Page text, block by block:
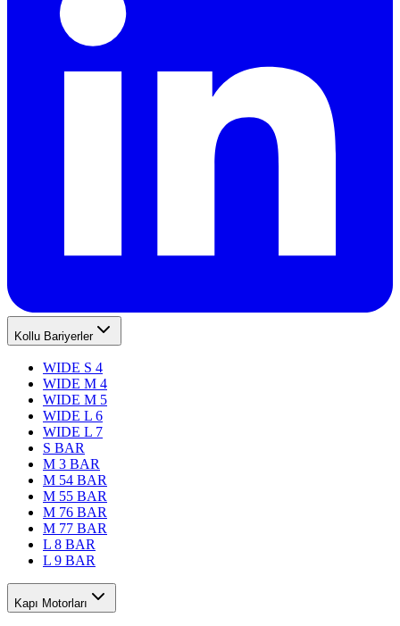
Kollu Bariyerler
WIDE S 4
WIDE M 4
WIDE M 5
WIDE L 6
WIDE L 7
S BAR
M 3 BAR
M 54 BAR
M 55 BAR
M 76 BAR
M 77 BAR
L 8 BAR
L 9 BAR
Kapı Motorları